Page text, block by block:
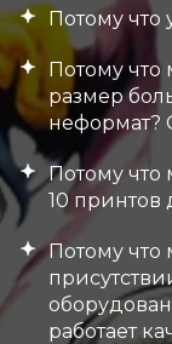
Потому что
Потому
размер
неформат?
Потому что
10 принтов
Потому что
работает